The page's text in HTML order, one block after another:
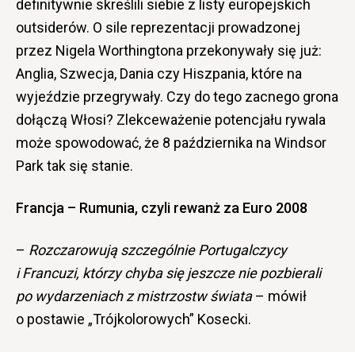
definitywnie skreślili siebie z listy europejskich
outsiderów. O sile reprezentacji prowadzonej
przez Nigela Worthingtona przekonywały się już:
Anglia, Szwecja, Dania czy Hiszpania, które na
wyjeździe przegrywały. Czy do tego zacnego grona
dołączą Włosi? Zlekceważenie potencjału rywala
może spowodować, że 8 października na Windsor
Park tak się stanie.
Francja – Rumunia, czyli rewanż za Euro 2008
– Rozczarowują szczególnie Portugalczycy
i Francuzi, którzy chyba się jeszcze nie pozbierali
po wydarzeniach z mistrzostw świata– mówił
o postawie „Trójkolorowych” Kosecki.